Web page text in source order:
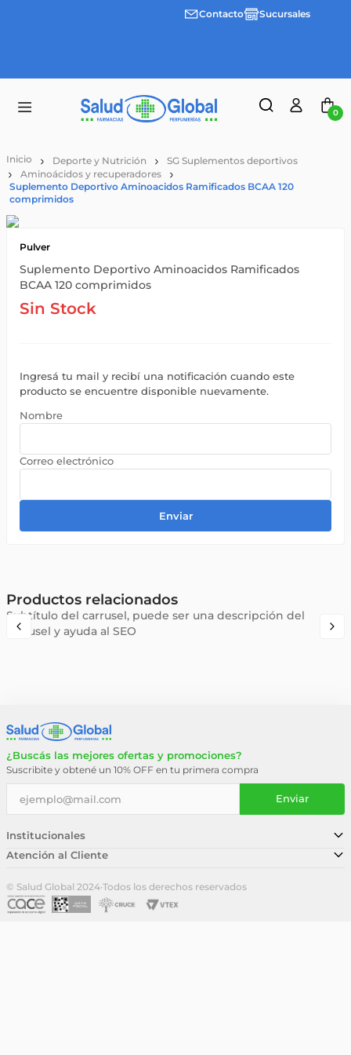
Envíos
3 cuotas Contacto Sucursales
0
Deporte y Nutrición
SG Suplementos deportivos
Aminoácidos y recuperadores
Suplemento Deportivo Aminoacidos Ramificados BCAA 120
comprimidos
Pulver
Suplemento Deportivo Aminoacidos Ramificados
BCAA 120 comprimidos
Sin Stock
Ingresá tu mail y recibí una notificación cuando este
producto se encuentre disponible nuevamente.
Enviar
Productos relacionados
Subtítulo del carrusel, puede ser una descripción del
carrusel y ayuda al SEO
¿Buscás las mejores ofertas y promociones?
Suscribite y obtené un 10% OFF en tu primera compra
Enviar
Institucionales
Conocé nuestra historia
Trabajá con nosotros
Atención al Cliente
© Salud Global 2024·Todos los derechos reservados